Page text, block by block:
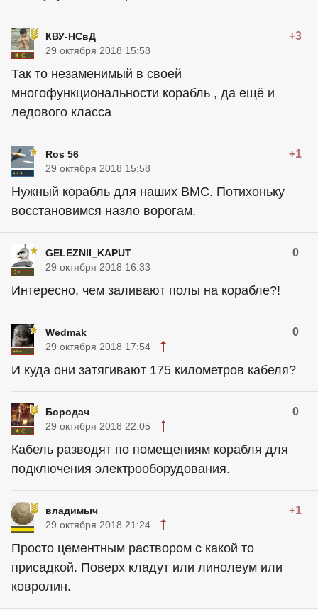
КВУ-НСвД +3
29 октября 2018 15:58
Так то незаменимый в своей
многофункциональности корабль , да ещё и
ледового класса
Ros 56 +1
29 октября 2018 15:58
Нужный корабль для наших ВМС. Потихоньку
восстановимся назло ворогам.
GELEZNII_KAPUT 0
29 октября 2018 16:33
Интересно, чем заливают полы на корабле?!
Wedmak 0
29 октября 2018 17:54
И куда они затягивают 175 километров кабеля?
Бородач 0
29 октября 2018 22:05
Кабель разводят по помещениям корабля для
подключения электрооборудования.
владимыч +1
29 октября 2018 21:24
Просто цементным раствором с какой то
присадкой. Поверх кладут или линолеум или
ковролин.